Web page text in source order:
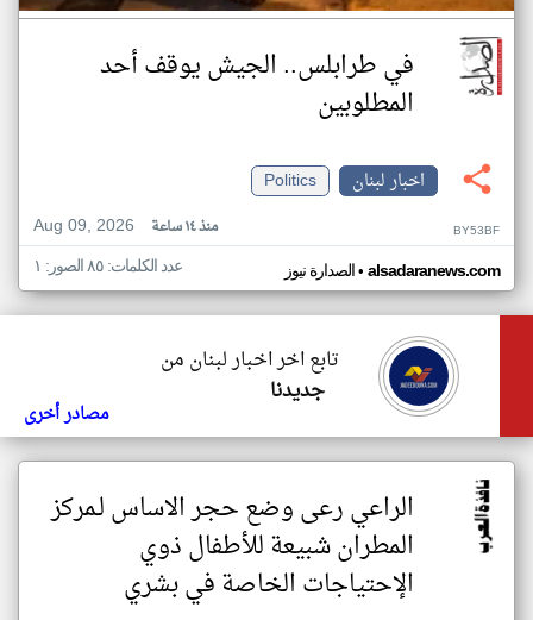
في طرابلس.. الجيش يوقف أحد
المطلوبين
اخبار لبنان
Politics
Aug 09, 2026
منذ ١٤ ساعة BY53BF
الصدارة نيوز• alsadaranews.com عدد الكلمات: ٨٥ الصور: ١
تابع اخر اخبار لبنان من
جديدنا
مصادر أخرى
الراعي رعى وضع حجر الاساس لـمركز
المطران شبيعة للأطفال ذوي
الإحتياجات الخاصة في بشري